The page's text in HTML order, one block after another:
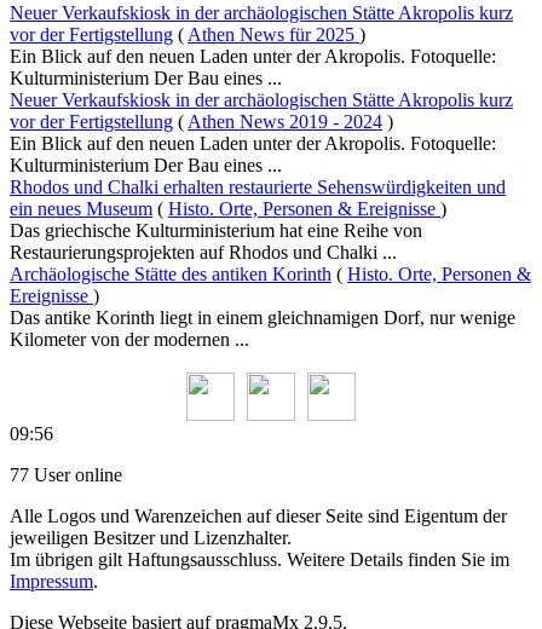
Neuer Verkaufskiosk in der archäologischen Stätte Akropolis kurz
vor der Fertigstellung ( Athen News für 2025 )
Ein Blick auf den neuen Laden unter der Akropolis. Fotoquelle:
Kulturministerium Der Bau eines ...
Neuer Verkaufskiosk in der archäologischen Stätte Akropolis kurz
vor der Fertigstellung ( Athen News 2019 - 2024 )
Ein Blick auf den neuen Laden unter der Akropolis. Fotoquelle:
Kulturministerium Der Bau eines ...
Rhodos und Chalki erhalten restaurierte Sehenswürdigkeiten und
ein neues Museum ( Histo. Orte, Personen & Ereignisse )
Das griechische Kulturministerium hat eine Reihe von
Restaurierungsprojekten auf Rhodos und Chalki ...
Archäologische Stätte des antiken Korinth ( Histo. Orte, Personen &
Ereignisse )
Das antike Korinth liegt in einem gleichnamigen Dorf, nur wenige
Kilometer von der modernen ...
09:56
77 User online
Alle Logos und Warenzeichen auf dieser Seite sind Eigentum der
jeweiligen Besitzer und Lizenzhalter.
Im übrigen gilt Haftungsausschluss. Weitere Details finden Sie im
Impressum.
Diese Webseite basiert auf pragmaMx 2.9.5.